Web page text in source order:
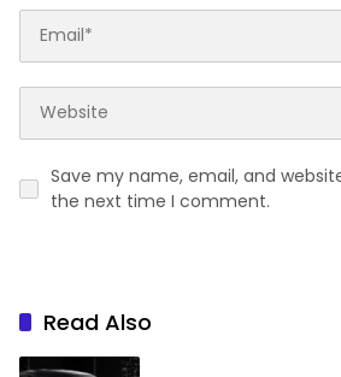
Save my name, email, and
the next time I comment.
Read Also